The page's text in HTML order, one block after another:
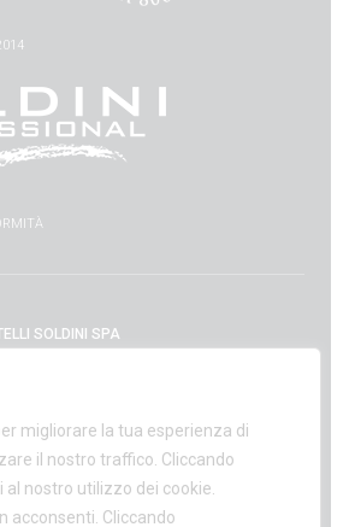
migliorare la tua esperienza di
il nostro traffico. Cliccando
al nostro utilizzo dei cookie.
acconsenti. Cliccando
SOLDINI SPA
0575 420254
AR19984